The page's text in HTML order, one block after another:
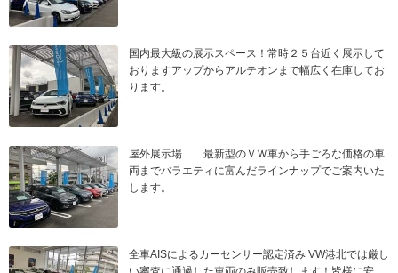
国内最大級の展示スペース！常時２５台近く展示して
おりますアップからアルテオンまで幅広く在庫してお
ります。
屋外展示場 最新型のＶＷ車から手ごろな価格の車
両までバラエティに富んだラインナップでご案内いた
します。
全車AISによるカーセンサー認定済み VW港北では厳し